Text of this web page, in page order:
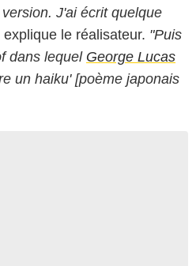
J'ai écrit quelque
explique le réalisateur. "Puis
dans lequel George Lucas
un haiku' [poème japonais